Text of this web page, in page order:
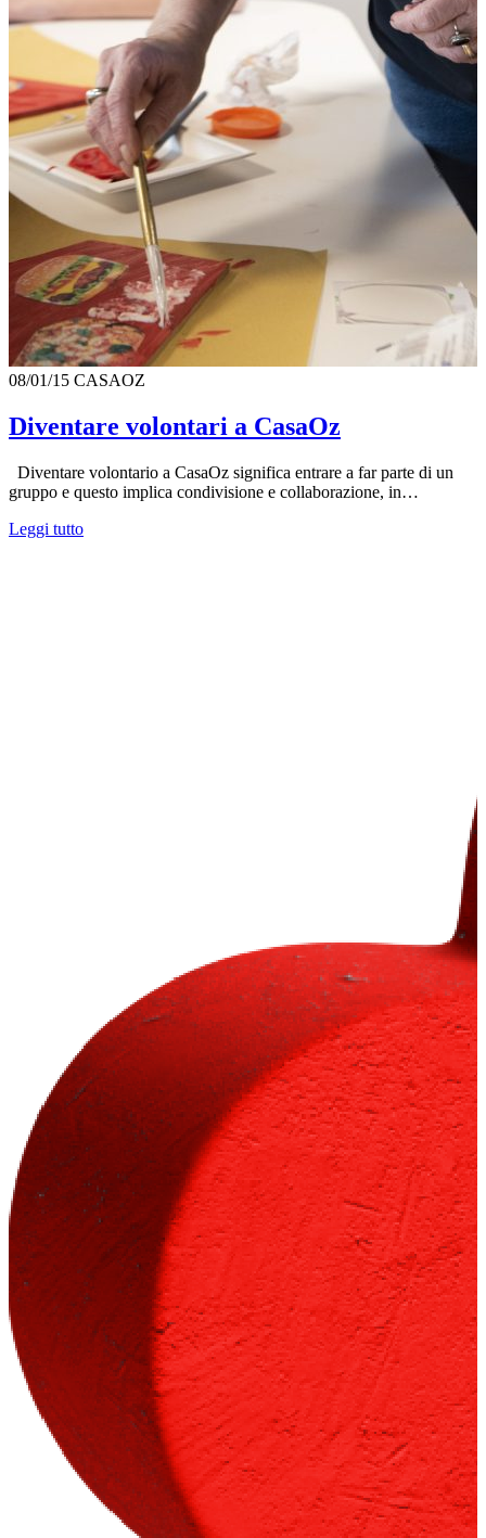
08/01/15 CASAOZ
Diventare volontari a CasaOz
Diventare volontario a CasaOz significa entrare a far parte di un
gruppo e questo implica condivisione e collaborazione, in…
Leggi tutto